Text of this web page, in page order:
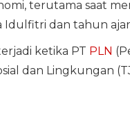
terutama saat
Idulfitri dan tahun
ketika PT PLN
dan Lingkungan